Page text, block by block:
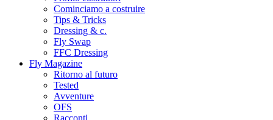
Cominciamo a costruire
Tips & Tricks
Dressing & c.
Fly Swap
FFC Dressing
Fly Magazine
Ritorno al futuro
Tested
Avventure
OFS
Racconti